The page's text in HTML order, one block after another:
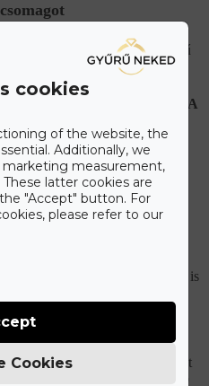
tartva állítottuk össze a Gyűrű
melyet alább olvashat.
ÉKSZEREK JAVÍTÁSA
költségeket.
bármikor ingyenesen
követően.
eljegyzési gyűrű méretét, utólag is
MÓDOSÍTÁSI
ékszered. A gyémántot
cookies
of the website, the
Additionally, we
marketing measurement,
latter cookies are
"Accept" button. For
please refer to our
Cookies